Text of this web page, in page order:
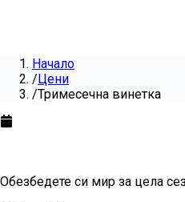
Начало
/Цени
/Тримесечна винетка
Обезбедете си мир за цела